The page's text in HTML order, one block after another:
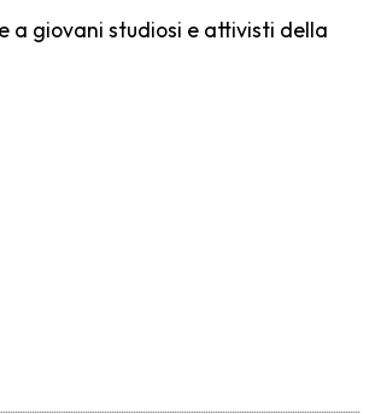
a giovani studiosi e attivisti della